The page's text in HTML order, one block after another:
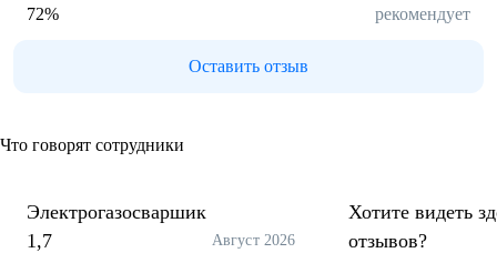
72% рекомендует
Оставить отзыв
Что говорят сотрудники
Электрогазосваршик
1,7
Август 2026
Хотите видеть
отзывов?